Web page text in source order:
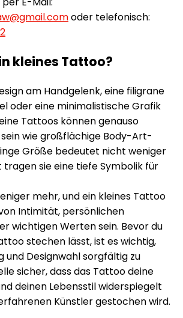
oder telefonisch:
kleines Tattoo?
am Handgelenk, eine filigrane
oder eine minimalistische Grafik
Tattoos können genauso
wie großflächige Body-Art-
Größe bedeutet nicht weniger
tragen sie eine tiefe Symbolik für
mehr, und ein kleines Tattoo
Intimität, persönlichen
wichtigen Werten sein. Bevor du
stechen lässt, ist es wichtig,
und Designwahl sorgfältig zu
sicher, dass das Tattoo deine
deinen Lebensstil widerspiegelt
Künstler gestochen wird.